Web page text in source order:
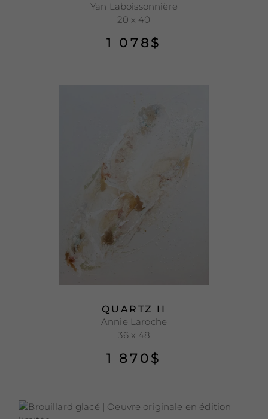
Yan Laboissonnière
20 x 40
1 078$
QUARTZ II
Annie Laroche
36 x 48
1 870$